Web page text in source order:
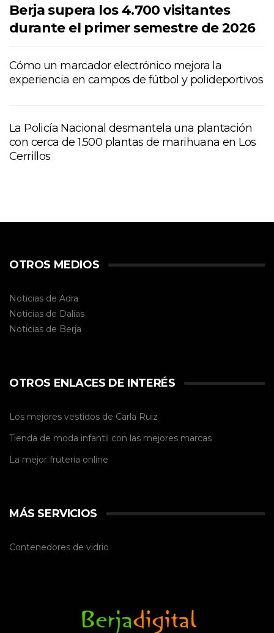
Berja supera los 4.700 visitantes
durante el primer semestre de 2026
Cómo un marcador electrónico mejora la
experiencia en campos de fútbol y polideportivos
La Policía Nacional desmantela una plantación
con cerca de 1.500 plantas de marihuana en Los
Cerrillos
OTROS MEDIOS
Noticias de Adra
Noticias de Dalías
Noticias de Berja
OTROS ENLACES DE INTERÉS
Los mejores vestidos de Carla Ruiz
Tienda de moda infantil con las mejores marcas
La mejor fruteria online
MÁS SERVICIOS
Contenedores de vidrio